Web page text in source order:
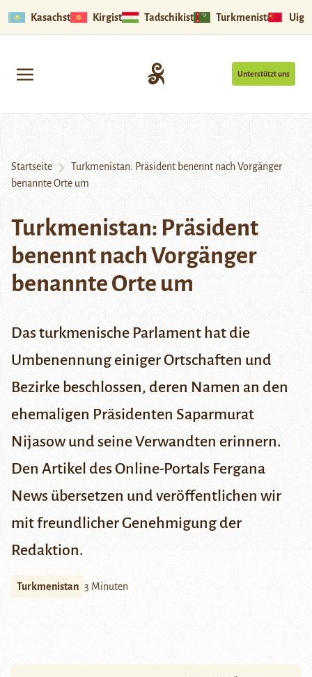
Kasachstan Kirgistan Tadschikistan Turkmenistan
Unterstützt uns
Startseite
Turkmenistan: Präsident benennt nach Vorgänger
benannte Orte um
Turkmenistan: Präsident
benennt nach Vorgänger
benannte Orte um
Das turkmenische Parlament hat die
Umbenennung einiger Ortschaften und
Bezirke beschlossen, deren Namen an den
ehemaligen Präsidenten Saparmurat
Nijasowund seine Verwandten erinnern.
Den Artikel des Online-Portals Fergana
News übersetzen und veröffentlichen wir
mit freundlicher Genehmigung der
Redaktion.
Turkmenistan 3 Minuten